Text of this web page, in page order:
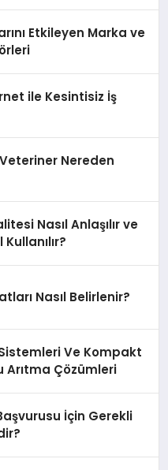
Etkileyen Marka ve
ile Kesintisiz İş
Nereden
Nasıl Anlaşılır ve
Nasıl Belirlenir?
Ve Kompakt
Arıtma Çözümleri
İçin Gerekli